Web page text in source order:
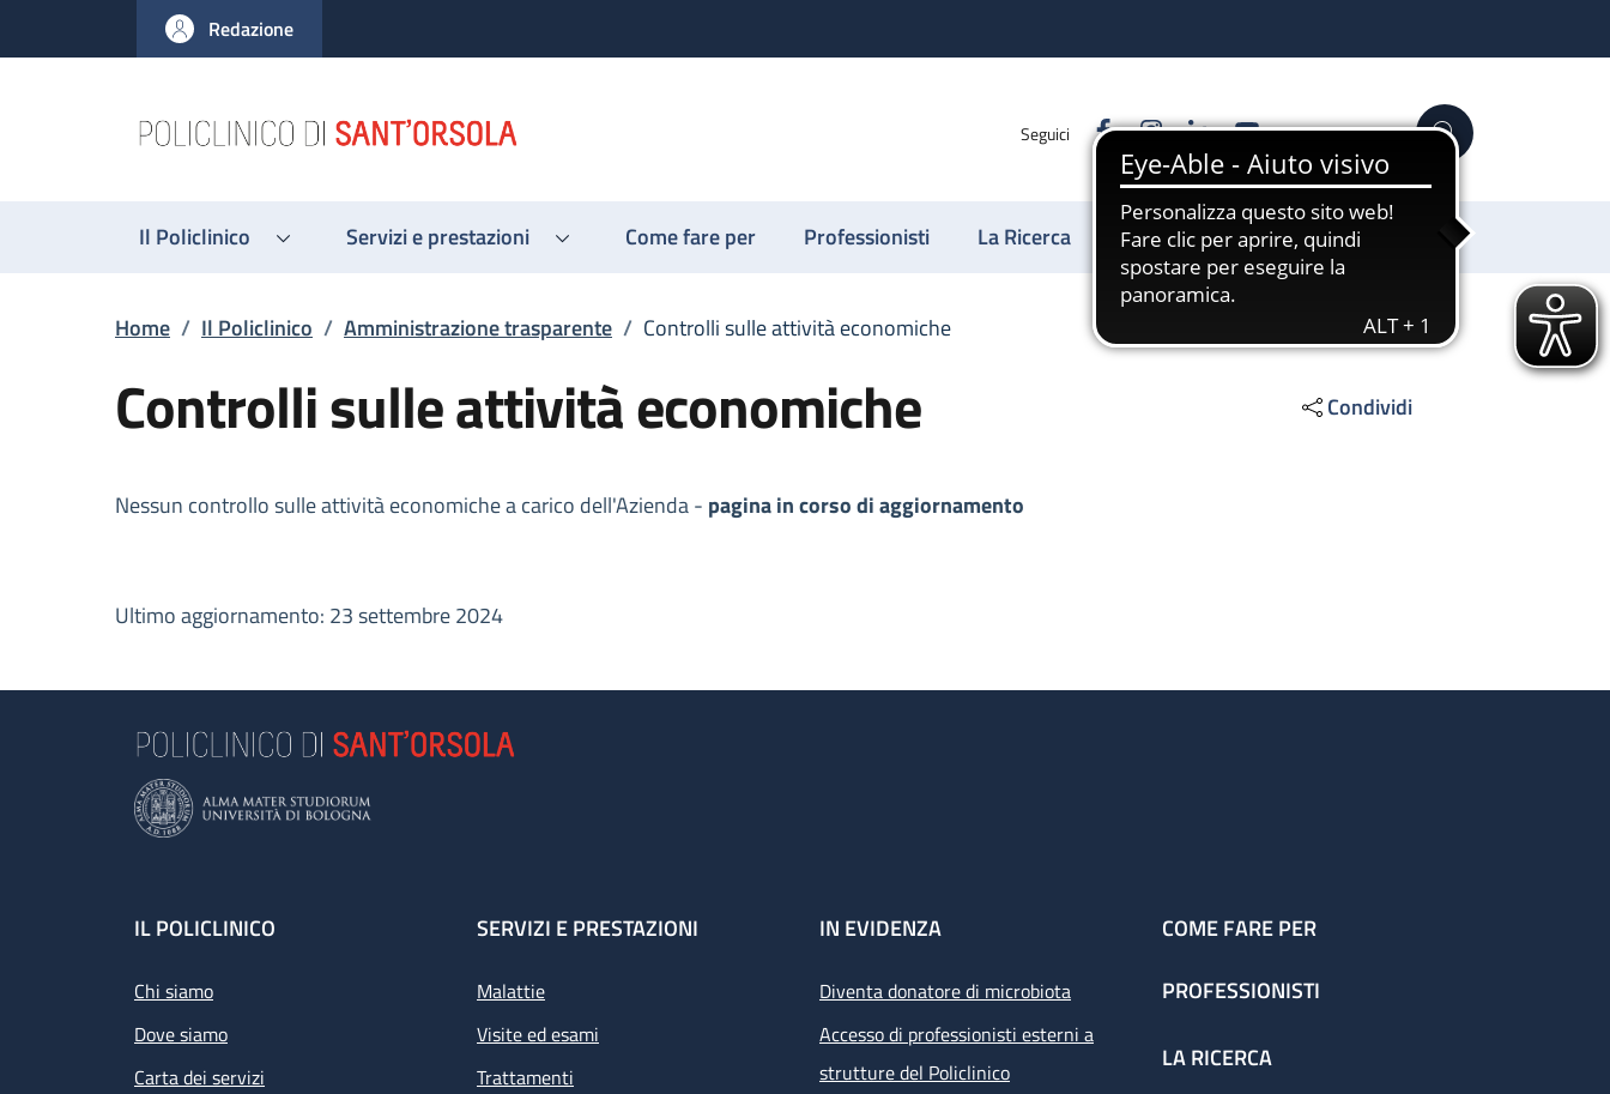
al contenuto principale
to footer content
Redazione
Seguici FacebookInstagram
LinkedinYouTube Cerca
Il Policlinico Servizi e prestazioni Come fare per Professionisti La Ricerca Sostienici
Briciole di pane
Home / Il Policlinico / Amministrazione trasparente / Controlli sulle attività economiche
Controlli sulle attività economiche Condividi
Descrizione
Nessun controllo sulle attività economiche a carico dell'Azienda - pagina in corso di aggiornamento
Ultimo aggiornamento: 23 settembre 2024
Footer
IL POLICLINICO
Chi siamo
Dove siamo
Carta dei servizi
SERVIZI E PRESTAZIONI
Malattie
Visite ed esami
Trattamenti
IN EVIDENZA
Diventa donatore di microbiota
Accesso di professionisti esterni a
strutture del Policlinico
COME FARE PER
PROFESSIONISTI
LA RICERCA